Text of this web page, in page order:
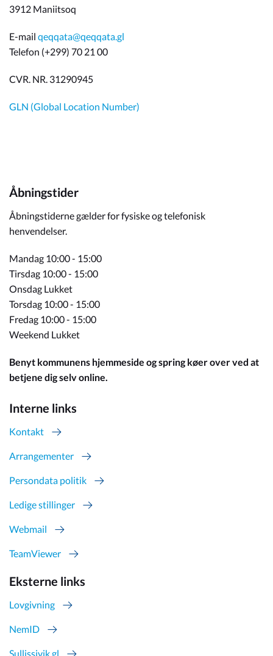
3912 Maniitsoq
E-mail qeqqata@qeqqata.gl
Telefon (+299) 70 21 00
CVR. NR. 31290945
GLN (Global Location Number)
Åbningstider
Åbningstiderne gælder for fysiske og telefonisk
henvendelser.
Mandag 10:00 - 15:00
Tirsdag 10:00 - 15:00
Onsdag Lukket
Torsdag 10:00 - 15:00
Fredag 10:00 - 15:00
Weekend Lukket
Benyt kommunens hjemmeside og spring køer over ved at
betjene dig selv online.
Interne links
Kontakt
Arrangementer
Persondata politik
Ledige stillinger
Webmail
TeamViewer
Eksterne links
Lovgivning
NemID
Sullissivik.gl